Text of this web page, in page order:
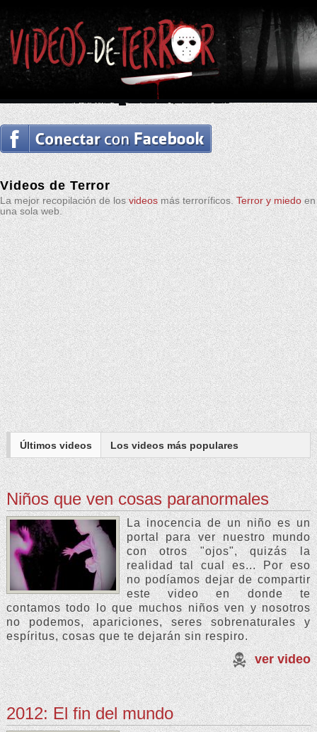
Videos de Terror
La mejor recopilación de losvideosmás terroríficos.Terror y miedoen
una sola web.
Últimos videos Los videos más populares
Niños que ven cosas paranormales
La inocencia de un niño es un
portal para ver nuestro mundo
con otros "ojos", quizás la
realidad tal cual es... Por eso
no podíamos dejar de compartir
este video en donde te
contamos todo lo que muchos niños ven y nosotros
no podemos, apariciones, seres sobrenaturales y
espíritus, cosas que te dejarán sin respiro.
ver video
2012: El fin del mundo